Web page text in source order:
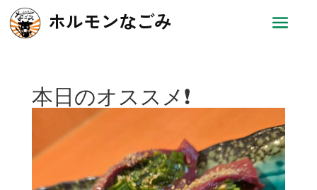
ホルモンなごみ
本日のオススメ❗